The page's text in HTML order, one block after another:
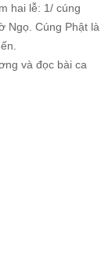
hai lễ: 1/ cúng
Ngọ. Cúng Phật là
và đọc bài ca